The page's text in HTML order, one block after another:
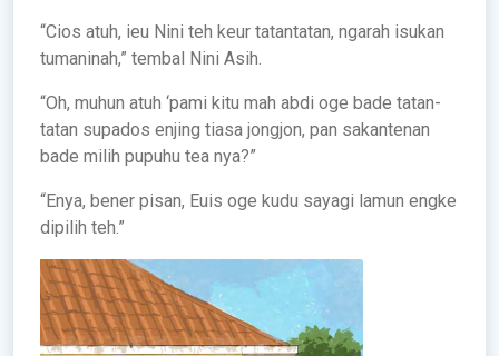
“Cios atuh, ieu Nini teh keur tatantatan, ngarah isukan
tumaninah,” tembal Nini Asih.
“Oh, muhun atuh ‘pami kitu mah abdi oge bade tatan-
tatan supados enjing tiasa jongjon, pan sakantenan
bade milih pupuhu tea nya?”
“Enya, bener pisan, Euis oge kudu sayagi lamun engke
dipilih teh.”